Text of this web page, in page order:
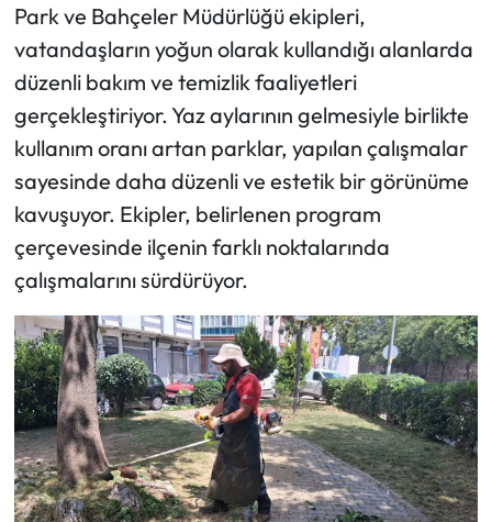
Park ve Bahçeler Müdürlüğü ekipleri,
vatandaşların yoğun olarak kullandığı alanlarda
düzenli bakım ve temizlik faaliyetleri
gerçekleştiriyor. Yaz aylarının gelmesiyle birlikte
kullanım oranı artan parklar, yapılan çalışmalar
sayesinde daha düzenli ve estetik bir görünüme
kavuşuyor. Ekipler, belirlenen program
çerçevesinde ilçenin farklı noktalarında
çalışmalarını sürdürüyor.